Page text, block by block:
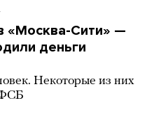
«Москва-Сити» —
деньги
Некоторые из них
ФСБ